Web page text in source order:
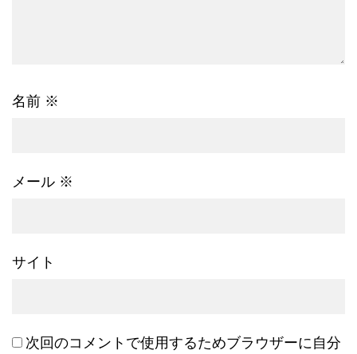
名前 ※
メール ※
サイト
次回のコメントで使用するためブラウザーに自分